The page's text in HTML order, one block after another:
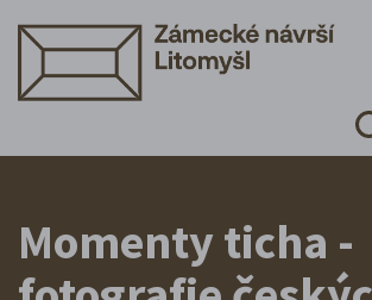
Momenty ticha -